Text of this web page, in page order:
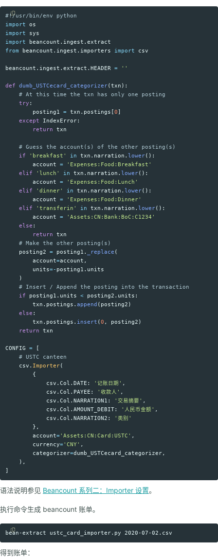
Copy code
import
os
import
sys
import
beancount.ingest.extract
from
beancount.ingest.importers import csv
beancount . ingest . extract . HEADER = ''
def dumb_USTCecard_categorizer(txn ):
try :
posting1
= txn . postings [0]
except
IndexError:
return
txn
if
' breakfast ' in txn . narration . lower():
account
= ' Expenses:Food:Breakfast '
elif
' lunch ' in txn . narration . lower():
account
= ' Expenses:Food:Lunch '
elif
' dinner' in txn . narration . lower():
account
= ' Expenses:Food:Dinner'
elif
' transferin ' in txn . narration . lower():
account
= ' Assets:CN:Bank:BoC:C1234 '
else :
return
txn
posting2
= posting1 . _replace (
account=account ,
units=- posting1 . units
)
if
posting1 . units < posting2 . units :
txn . postings . append ( posting2 )
else :
txn . postings . insert (0 , posting2 )
return
txn
CONFIG =
[
csv . Importer(
{
csv . Col . DATE : ' 记账日期 ' ,
csv . Col . PAYEE : ' 收款人 ' ,
csv . Col . NARRATION1 : ' 交易摘要 ' ,
csv . Col . AMOUNT_DEBIT: ' 人民币金额 ' ,
csv . Col . NARRATION2 : ' 类别 '
},
account=' Assets:CN:Card:USTC ' ,
currency=' CNY' ,
categorizer=dumb_USTCecard_categorizer,
),
]
语法说明参见 Beancount 系列二：Importer 设置。
执行命令生成 beancount 账单。
Copy code
得到账单：